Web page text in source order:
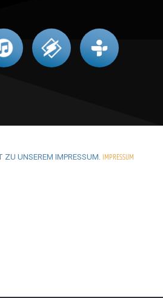
ZU UNSEREM IMPRESSUM. IMPRESSUM